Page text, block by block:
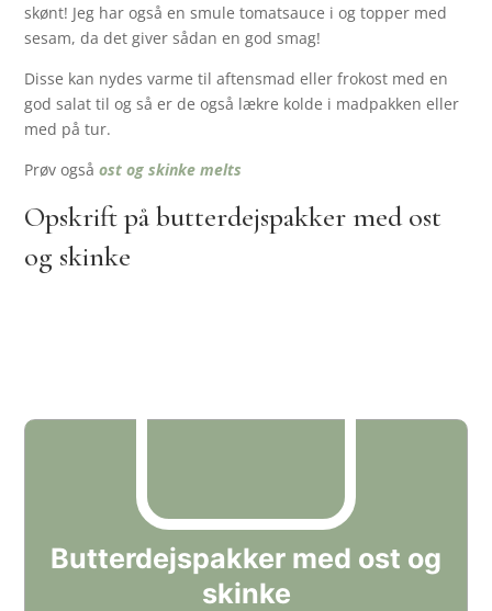
skønt! Jeg har også en smule tomatsauce i og topper med
sesam, da det giver sådan en god smag!
Disse kan nydes varme til aftensmad eller frokost med en
god salat til og så er de også lækre kolde i madpakken eller
med på tur.
Prøv også ost og skinke melts
Opskrift på butterdejspakker med ost
og skinke
Butterdejspakker med ost og
skinke